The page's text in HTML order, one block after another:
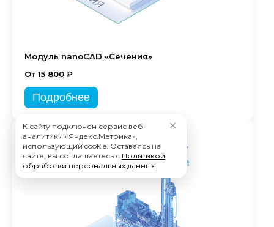
Модуль nanoCAD «Сечения»
От 15 800 ₽
Подробнее
К сайту подключен сервис веб-
аналитики «Яндекс.Метрика»,
использующий cookie. Оставаясь на
сайте, вы соглашаетесь с Политикой
обработки персональных данных.
✕